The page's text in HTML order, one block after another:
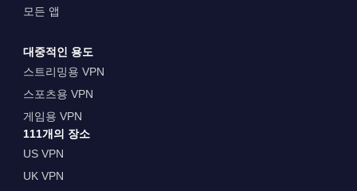
모든 앱
대중적인 용도
스트리밍용 VPN
스포츠용 VPN
게임용 VPN
111개의 장소
US VPN
UK VPN